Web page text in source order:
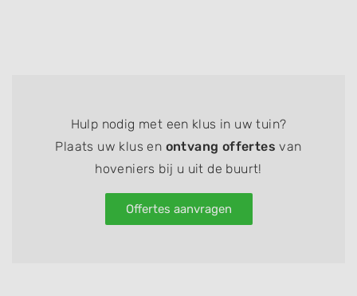
Hulp nodig met een klus in uw tuin?
Plaats uw klus en ontvang offertes van
hoveniers bij u uit de buurt!
Offertes aanvragen